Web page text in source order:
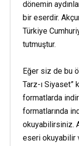
dönemin
bir eserdir.
Türkiye
tutmuştur.
Eğer siz de bu
Tarz-ı Siyaset”
formatlarda
formatlarında
okuyabilirsiniz.
eseri okuyabilir